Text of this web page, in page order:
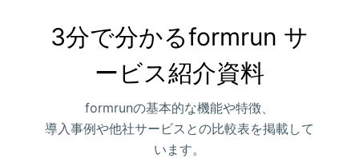
3分で分かるformrun サ
ービス紹介資料
formrunの基本的な機能や特徴、
導入事例や他社サービスとの比較表を掲載して
います。